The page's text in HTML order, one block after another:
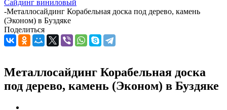
Сайдинг виниловый
-Металлосайдинг Корабельная доска под дерево, камень
(Эконом) в Буздяке
Поделиться
Металлосайдинг Корабельная доска
под дерево, камень (Эконом) в Буздяке